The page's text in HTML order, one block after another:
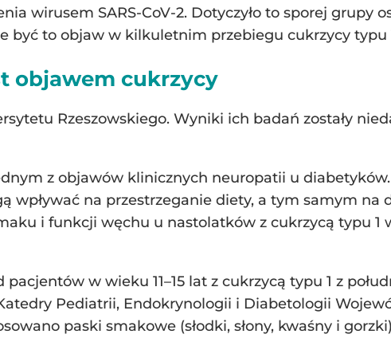
wirusem SARS-CoV-2. Dotyczyło to sporej grupy
być to objaw w kilkuletnim przebiegu cukrzycy typu
objawem cukrzycy
Rzeszowskiego. Wyniki ich badań zostały
z objawów klinicznych neuropatii u
wpływać na przestrzeganie diety, a tym samym na
i funkcji węchu u nastolatków z cukrzycą typu 1
w wieku 11–15 lat z cukrzycą typu 1 z
Pediatrii, Endokrynologii i Diabetologii
paski smakowe (słodki, słony, kwaśny i